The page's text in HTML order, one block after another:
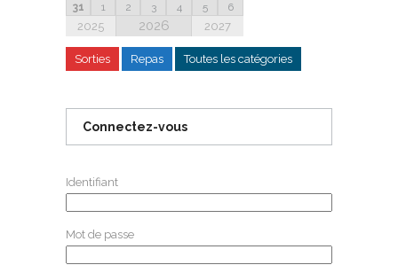
31 1 2 3 4 5 6
2025 2026 2027
Sorties Repas Toutes les catégories
Connectez-vous
Identifiant
Mot de passe